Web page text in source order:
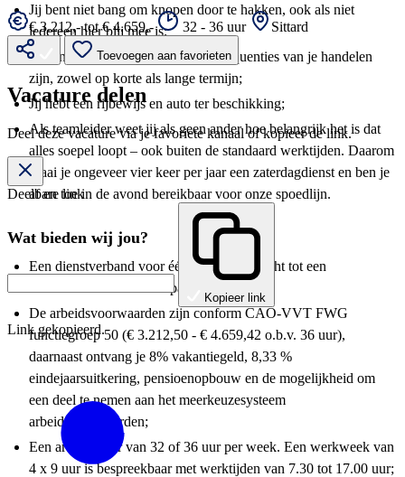
Jij bent niet bang om knopen door te hakken, ook als niet
iedereen hier blij mee is;
Jij denkt goed na over wat de consequenties van je handelen
zijn, zowel op korte als lange termijn;
Jij hebt een rijbewijs en auto ter beschikking;
Als teamleider weet jij als geen ander hoe belangrijk het is dat
alles soepel loopt – ook buiten de standaard werktijden. Daarom
draai je ongeveer vier keer per jaar een zaterdagdienst en ben je
af en toe in de avond bereikbaar voor onze spoedlijn.
Wat bieden wij jou?
Een dienstverband voor één jaar, met uitzicht tot een
dienstverband voor onbepaalde tijd;
De arbeidsvoorwaarden zijn conform CAO-VVT FWG
functiegroep 50 (€ 3.212,50 - € 4.659,42 o.b.v. 36 uur),
daarnaast ontvang je 8% vakantiegeld, 8,33 %
eindejaarsuitkering, pensioenopbouw en de mogelijkheid om
een deel te nemen aan het meerkeuzesysteem
arbeidsvoorwaarden;
Een arbeidsduur van 32 of 36 uur per week. Een werkweek van
4 x 9 uur is bespreekbaar met werktijden van 7.30 tot 17.00 uur;
€ 3.212,- tot € 4.659,- 32 - 36 uur Sittard
Toevoegen aan favorieten
Vacature delen
Deel deze vacature via je favoriete kanaal of kopieer de link.
Deelbare link
Kopieer link
Link gekopieerd.